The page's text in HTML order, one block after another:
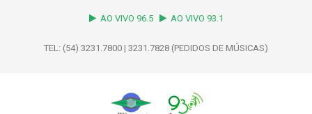
AO VIVO 96.5 AO VIVO 93.1
TEL: (54) 3231.7800 | 3231.7828 (PEDIDOS DE MÚSICAS)